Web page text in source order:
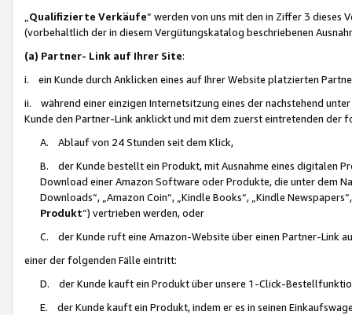
Qualifizierte Verkäufe“ werden von uns mit den in Ziffer 3
(vorbehaltlich der in diesem Vergütungskatalog beschriebenen
(a) Partner- Link auf Ihrer Site:
i. ein Kunde durch Anklicken eines auf Ihrer Website platzierten
ii. während einer einzigen Internetsitzung eines der nachstehend
Kunde den Partner-Link anklickt und mit dem zuerst eintretenden der
A. Ablauf von 24 Stunden seit dem Klick,
B. der Kunde bestellt ein Produkt, mit Ausnahme eines digitalen
Download einer Amazon Software oder Produkte, die unter dem
Downloads“, „Amazon Coin“, „Kindle Books“, „Kindle
Produkt“) vertrieben werden, oder
C. der Kunde ruft eine Amazon-Website über einen Partner-Link
einer der folgenden Fälle eintritt:
D. der Kunde kauft ein Produkt über unsere 1-Click-
E. der Kunde kauft ein Produkt, indem er es in seinen